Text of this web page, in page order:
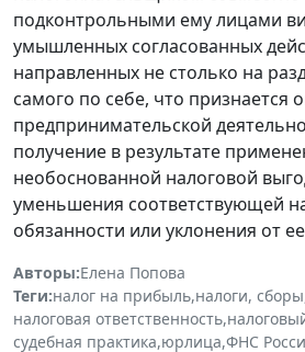
подконтрольными ему лицами
умышленных согласованных
направленных не столько на
самого по себе, что признается
предпринимательской
получение в результате
необоснованной налоговой
уменьшения соответствующей
обязанности или уклонения от
Авторы:Елена Попова
Теги:налог на прибыль,налоги,
налоговая ответственность,
судебная практика,юрлица,ФНС